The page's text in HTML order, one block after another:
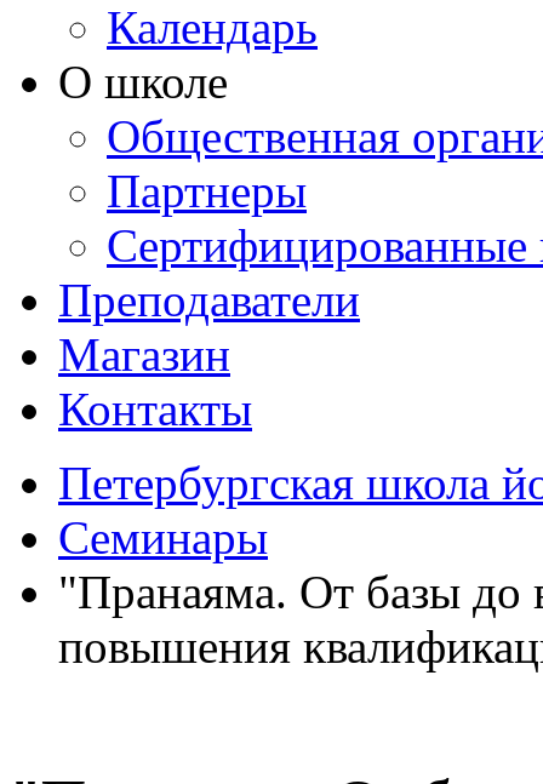
Календарь
О школе
Общественная
Партнеры
Сертифицированные
Преподаватели
Магазин
Контакты
Петербургская школа
Семинары
"Пранаяма. От базы до
повышения